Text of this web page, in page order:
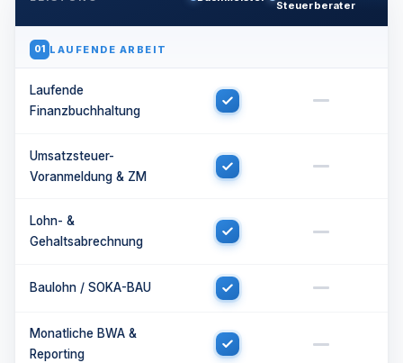
Steuerberater
01 LAUFENDE ARBEIT
Laufende
Finanzbuchhaltung
Umsatzsteuer-
Voranmeldung & ZM
Lohn- &
Gehaltsabrechnung
Baulohn / SOKA-BAU
Monatliche BWA &
Reporting